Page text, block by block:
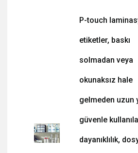
P-touch
etiketler, baskı
solmadan veya
okunaksız hale
gelmeden uzun
güvenle
dayanıklılık,